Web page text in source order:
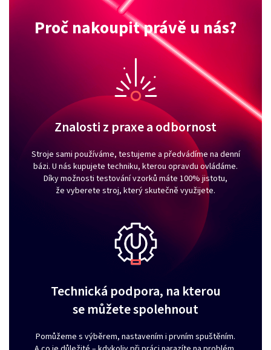
Proč nakoupit právě u nás?
Znalosti z praxe a odbornost
Stroje sami používáme, testujeme a předvádíme na denní
bázi. U nás kupujete techniku, kterou opravdu ovládáme.
Díky možnosti testování vzorků máte 100% jistotu,
že vyberete stroj, který skutečně využijete.
Technická podpora, na kterou
se můžete spolehnout
Pomůžeme s výběrem, nastavením i prvním spuštěním.